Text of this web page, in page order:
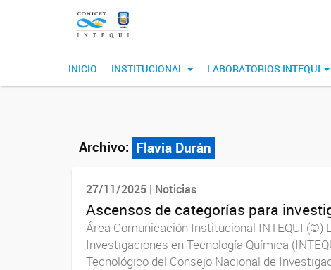
INICIO INSTITUCIONAL LABORATORIOS INTEQUI
Archivo: Flavia Durán
27/11/2025 | Noticias
Ascensos de categorías para
Área Comunicación Institucional INTEQUI (©)
Investigaciones en Tecnología Química
Tecnológico del Consejo Nacional de